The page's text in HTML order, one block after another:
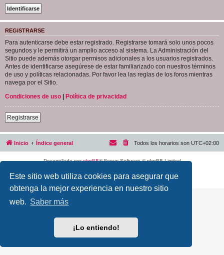
Este sitio web utiliza cookies para asegurar que
obtenga la mejor experiencia en nuestro sitio
web. Saber más
¡Lo entiendo!
REGISTRARSE
Para autenticarse debe estar registrado. Registrarse tomará solo unos pocos
segundos y le permitirá un amplio acceso al sistema. La Administración del
Sitio puede además otorgar permisos adicionales a los usuarios registrados.
Antes de identificarse asegúrese de estar familiarizado con nuestros términos
de uso y políticas relacionadas. Por favor lea las reglas de los foros mientras
navega por el Sitio.
Condiciones de uso | Política de privacidad
Registrarse
Inicio Índice general Todos los horarios son UTC+02:00
Desarrollado porphpBB® Forum Software © phpBB Limited
Privacidad| Condiciones